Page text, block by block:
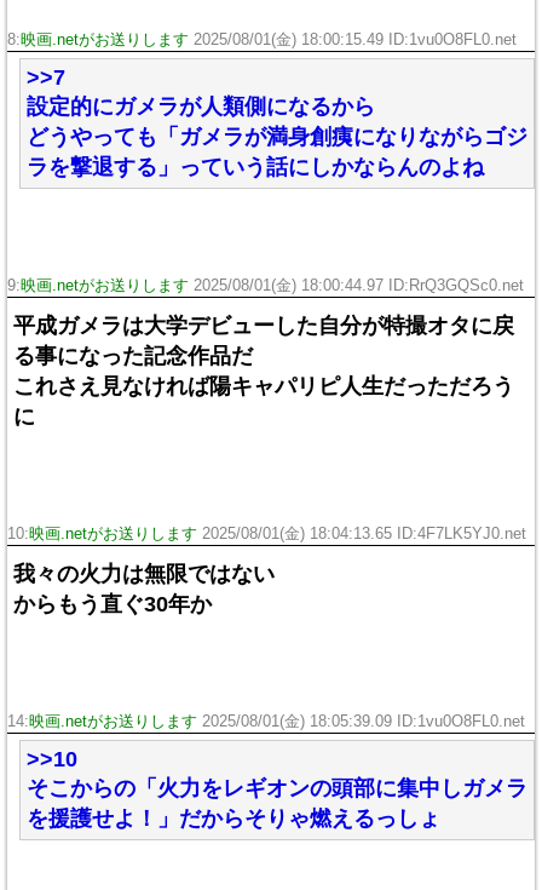
8:映画.netがお送りします 2025/08/01(金) 18:00:15.49 ID:1vu0O8FL0.net
>>7
設定的にガメラが人類側になるから
どうやっても「ガメラが満身創痍になりながらゴジ
ラを撃退する」っていう話にしかならんのよね
9:映画.netがお送りします 2025/08/01(金) 18:00:44.97 ID:RrQ3GQSc0.net
平成ガメラは大学デビューした自分が特撮オタに戻
る事になった記念作品だ
これさえ見なければ陽キャパリピ人生だっただろう
に
10:映画.netがお送りします 2025/08/01(金) 18:04:13.65 ID:4F7LK5YJ0.net
我々の火力は無限ではない
からもう直ぐ30年か
14:映画.netがお送りします 2025/08/01(金) 18:05:39.09 ID:1vu0O8FL0.net
>>10
そこからの「火力をレギオンの頭部に集中しガメラ
を援護せよ！」だからそりゃ燃えるっしょ